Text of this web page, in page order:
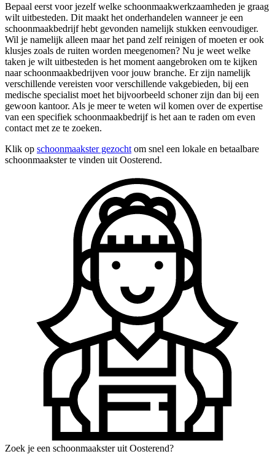
Bepaal eerst voor jezelf welke schoonmaakwerkzaamheden je graag
wilt uitbesteden. Dit maakt het onderhandelen wanneer je een
schoonmaakbedrijf hebt gevonden namelijk stukken eenvoudiger.
Wil je namelijk alleen maar het pand zelf reinigen of moeten er ook
klusjes zoals de ruiten worden meegenomen? Nu je weet welke
taken je wilt uitbesteden is het moment aangebroken om te kijken
naar schoonmaakbedrijven voor jouw branche. Er zijn namelijk
verschillende vereisten voor verschillende vakgebieden, bij een
medische specialist moet het bijvoorbeeld schoner zijn dan bij een
gewoon kantoor. Als je meer te weten wil komen over de expertise
van een specifiek schoonmaakbedrijf is het aan te raden om even
contact met ze te zoeken.
Klik op schoonmaakster gezocht om snel een lokale en betaalbare
schoonmaakster te vinden uit Oosterend.
Zoek je een schoonmaakster uit Oosterend?